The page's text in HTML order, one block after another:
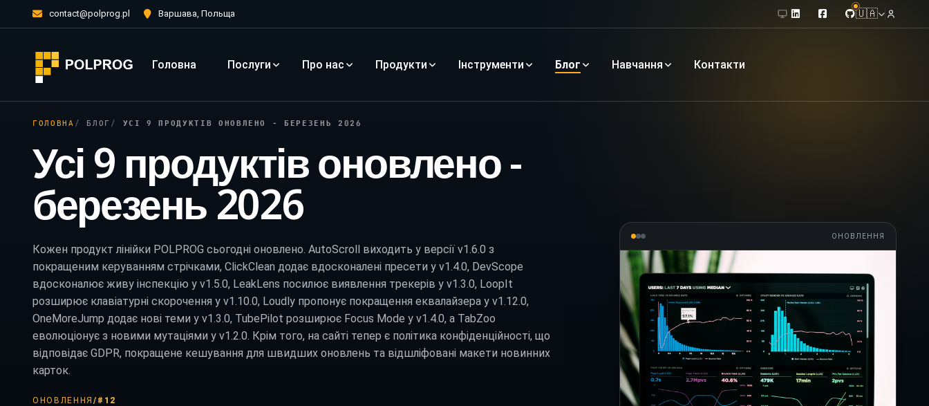
contact@polprog.pl Варшава, Польща 🇺🇦
Головна Послуги Про нас Продукти Інструменти Блог Навчання Контакти
ГОЛОВНА БЛОГ УСІ 9 ПРОДУКТІВ ОНОВЛЕНО - БЕРЕЗЕНЬ 2026
Усі 9 продуктів оновлено -
березень 2026
Кожен продукт лінійки POLPROG сьогодні оновлено. AutoScroll виходить у версії v1.6.0 з
покращеним керуванням стрічками, ClickClean додає вдосконалені пресети у v1.4.0, DevScope
вдосконалює живу інспекцію у v1.5.0, LeakLens посилює виявлення трекерів у v1.3.0, LoopIt
розширює клавіатурні скорочення у v1.10.0, Loudly пропонує покращення еквалайзера у v1.12.0,
OneMoreJump додає нові теми у v1.3.0, TubePilot розширює Focus Mode у v1.4.0, а TabZoo
еволюціонує з новими мутаціями у v1.2.0. Крім того, на сайті тепер є політика конфіденційності, що
відповідає GDPR, покращене кешування для швидших оновлень та відшліфовані макети новинних
карток.
ОНОВЛЕННЯ/ #12
ОНОВЛЕННЯ